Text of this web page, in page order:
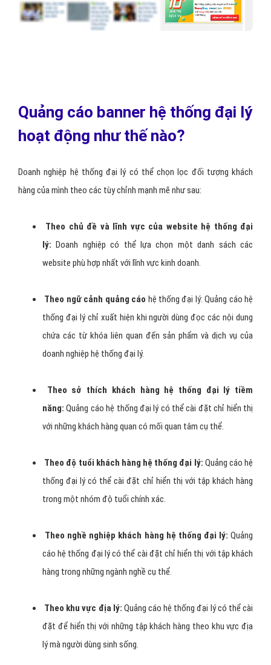
Quảng cáo banner hệ thống đại lý
hoạt động như thế nào?
Doanh nghiệp hệ thống đại lý có thể chọn lọc đối tượng khách
hàng của mình theo các tùy chỉnh mạnh mẽ như sau:
Theo chủ đề và lĩnh vực của website hệ thống đại
lý: Doanh nghiệp có thể lựa chọn một danh sách các
website phù hợp nhất với lĩnh vực kinh doanh.
Theo ngữ cảnh quảng cáo hệ thống đại lý: Quảng cáo hệ
thống đại lý chỉ xuất hiện khi người dùng đọc các nội dung
chứa các từ khóa liên quan đến sản phẩm và dịch vụ của
doanh nghiệp hệ thống đại lý.
Theo sở thích khách hàng hệ thống đại lý tiềm
năng: Quảng cáo hệ thống đại lý có thể cài đặt chỉ hiển thị
với những khách hàng quan có mối quan tâm cụ thể.
Theo độ tuổi khách hàng hệ thống đại lý: Quảng cáo hệ
thống đại lý có thể cài đặt chỉ hiển thị với tập khách hàng
trong một nhóm độ tuổi chính xác.
Theo nghề nghiệp khách hàng hệ thống đại lý: Quảng
cáo hệ thống đại lý có thể cài đặt chỉ hiển thị với tập khách
hàng trong những ngành nghề cụ thể.
Theo khu vực địa lý: Quảng cáo hệ thống đại lý có thể cài
đặt để hiển thị với những tập khách hàng theo khu vực địa
lý mà người dùng sinh sống.